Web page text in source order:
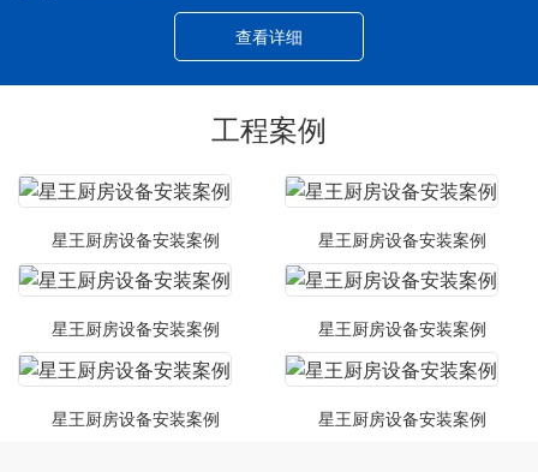
查看详细
工程案例
星王厨房设备安装案例 星王厨房设备安装案例
星王厨房设备安装案例 星王厨房设备安装案例
星王厨房设备安装案例 星王厨房设备安装案例